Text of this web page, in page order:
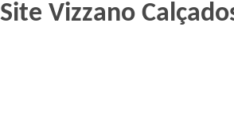
Site Vizzano